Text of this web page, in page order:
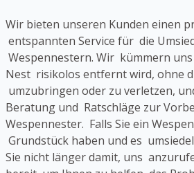
Wir bieten unseren Kunden einen
entspannten Service für die
Wespennestern. Wir kümmern uns
Nest risikolos entfernt wird, ohne
umzubringen oder zu verletzen,
Beratung und Ratschläge zur
Wespennester. Falls Sie ein
Grundstück haben und es
Sie nicht länger damit, uns